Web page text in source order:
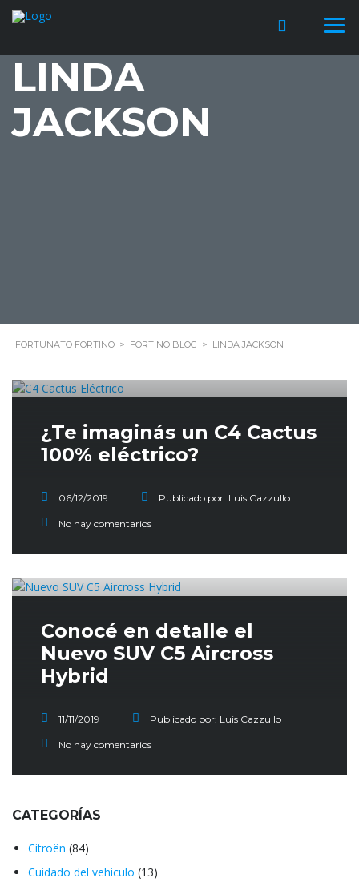
LINDA
JACKSON
FORTUNATO FORTINO > FORTINO BLOG > LINDA JACKSON
¿Te imaginás un C4 Cactus
100% eléctrico?
06/12/2019 Publicado por: Luis Cazzullo
No hay comentarios
Conocé en detalle el
Nuevo SUV C5 Aircross
Hybrid
11/11/2019 Publicado por: Luis Cazzullo
No hay comentarios
CATEGORÍAS
Citroën (84)
Cuidado del vehiculo (13)